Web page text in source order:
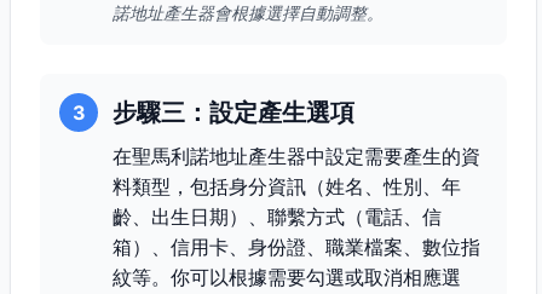
諾地址產生器會根據選擇自動調整。
3 步驟三：設定產生選項
在聖馬利諾地址產生器中設定需要產生的資
料類型，包括身分資訊（姓名、性別、年
齡、出生日期）、聯繫方式（電話、信
箱）、信用卡、身份證、職業檔案、數位指
紋等。你可以根據需要勾選或取消相應選